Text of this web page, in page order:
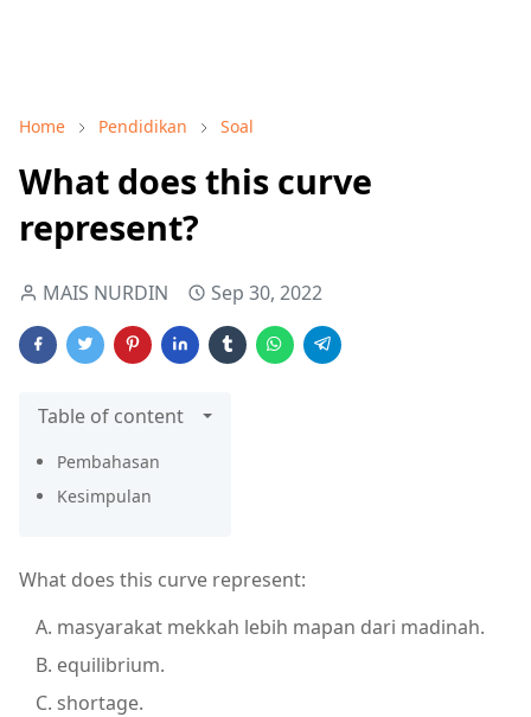
Home Pendidikan Soal
What does this curve
represent?
MAIS NURDIN Sep 30, 2022
Table of content
Pembahasan
Kesimpulan
What does this curve represent:
masyarakat mekkah lebih mapan dari madinah.
equilibrium.
shortage.